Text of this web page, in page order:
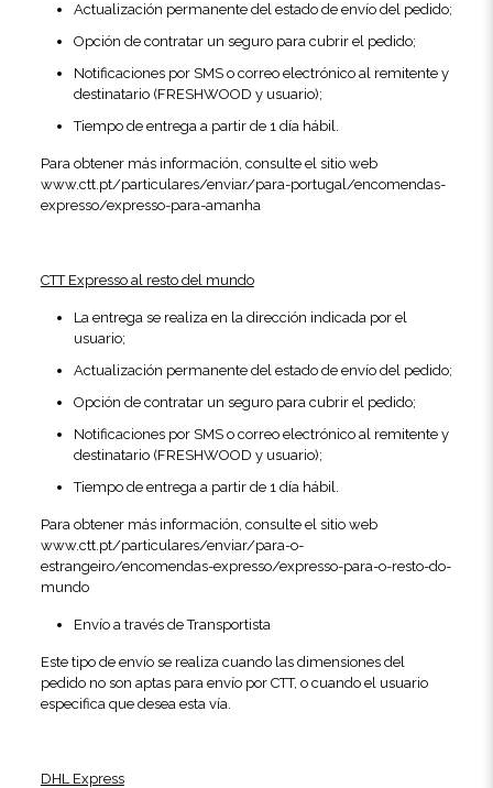
Actualización permanente del estado de envío del pedido;
Opción de contratar un seguro para cubrir el pedido;
Notificaciones por SMS o correo electrónico al remitente y
destinatario (FRESHWOOD y usuario);
Tiempo de entrega a partir de 1 día hábil.
Para obtener más información, consulte el sitio web
www.ctt.pt/particulares/enviar/para-portugal/encomendas-
expresso/expresso-para-amanha
CTT Expresso al resto del mundo
La entrega se realiza en la dirección indicada por el
usuario;
Actualización permanente del estado de envío del pedido;
Opción de contratar un seguro para cubrir el pedido;
Notificaciones por SMS o correo electrónico al remitente y
destinatario (FRESHWOOD y usuario);
Tiempo de entrega a partir de 1 día hábil.
Para obtener más información, consulte el sitio web
www.ctt.pt/particulares/enviar/para-o-
estrangeiro/encomendas-expresso/expresso-para-o-resto-do-
mundo
Envío a través de Transportista
Este tipo de envío se realiza cuando las dimensiones del
pedido no son aptas para envío por CTT, o cuando el usuario
especifica que desea esta vía.
DHL Express